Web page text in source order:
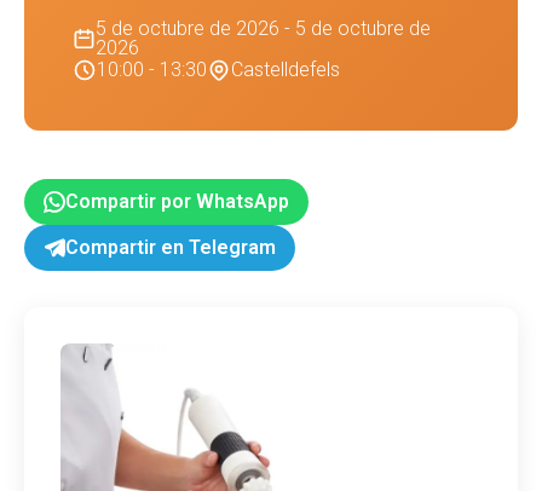
5 de octubre de 2026 - 5 de octubre de
2026
10:00 - 13:30
Castelldefels
Compartir por WhatsApp
Compartir en Telegram